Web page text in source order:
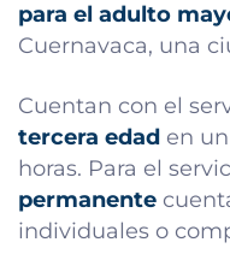
para el adulto
Cuernavaca, una
Cuentan con el
tercera edad en
horas. Para el
permanente
individuales o